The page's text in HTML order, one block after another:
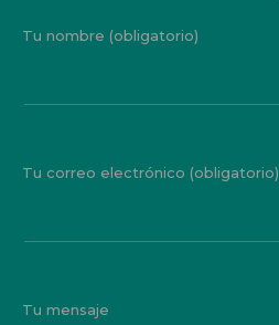
Tu nombre (obligatorio)
Tu correo electrónico (obligatorio)
Tu mensaje